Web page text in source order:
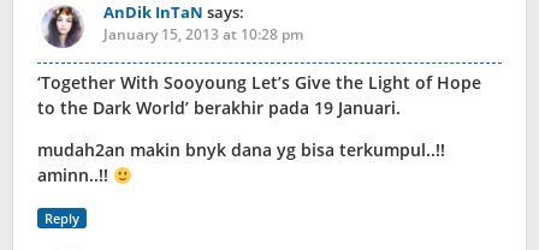
AnDik InTaN says:
January 15, 2013 at 10:28 pm
‘Together With Sooyoung Let’s Give the Light of Hope
to the Dark World’ berakhir pada 19 Januari.
mudah2an makin bnyk dana yg bisa terkumpul..!!
aminn..!!
Reply